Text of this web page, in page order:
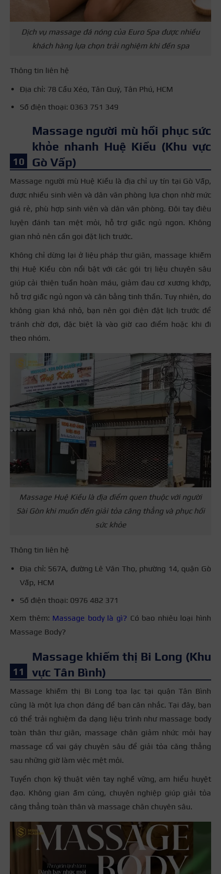
Dịch vụ massage đá nóng của Euro Spa được nhiều
khách hàng lựa chọn trải nghiệm khi đến spa
Thông tin liên hệ
Địa chỉ: 78 Cầu Xéo, Tân Quý, Tân Phú, HCM
Số điện thoại: 0363 751 349
Massage người mù hồi phục sức
khỏe nhanh Huệ Kiều (Khu vực
Gò Vấp)
Massage người mù Huệ Kiều là địa chỉ uy tín tại Gò Vấp,
được nhiều sinh viên và dân văn phòng lựa chọn nhờ mức
giá rẻ, phù hợp sinh viên và dân văn phòng. Đôi tay điêu
luyện đánh tan mệt mỏi, hỗ trợ giấc ngủ ngon. Không
gian nhỏ nên cần gọi đặt lịch trước.
Không chỉ dừng lại ở liệu pháp thư giãn, massage khiếm
thị Huệ Kiều còn nổi bật với các gói trị liệu chuyên sâu
giúp cải thiện tuần hoàn máu, giảm đau cơ xương khớp,
hỗ trợ giấc ngủ ngon và cân bằng tinh thần. Tuy nhiên, do
không gian khá nhỏ, bạn nên gọi điện đặt lịch trước để
tránh chờ đợi, đặc biệt là vào giờ cao điểm hoặc khi đi
theo nhóm.
Massage Huệ Kiều là địa điểm quen thuộc với người
Sài Gòn khi muốn đến giải tỏa căng thẳng và phục hồi
sức khỏe
Thông tin liên hệ
Địa chỉ: 567A, đường Lê Văn Thọ, phường 14, quận Gò
Vấp, HCM
Số điện thoại: 0976 482 371
Xem thêm: Massage body là gì? Có bao nhiêu loại hình
Massage Body?
Massage khiếm thị Bi Long (Khu
vực Tân Bình)
Massage khiếm thị Bi Long tọa lạc tại quận Tân Bình
cũng là một lựa chọn đáng để bạn cân nhắc. Tại đây, bạn
có thể trải nghiệm đa dạng liệu trình như massage body
toàn thân thư giãn, massage chân giảm nhức mỏi hay
massage cổ vai gáy chuyên sâu để giải tỏa căng thẳng
sau những giờ làm việc mệt mỏi.
Tuyển chọn kỹ thuật viên tay nghề vững, am hiểu huyệt
đạo. Không gian ấm cúng, chuyên nghiệp giúp giải tỏa
căng thẳng toàn thân và massage chân chuyên sâu.